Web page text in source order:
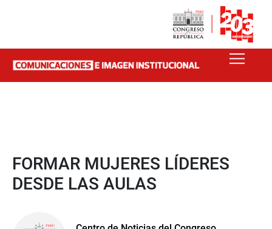
FORMAR MUJERES LÍDERES
DESDE LAS AULAS